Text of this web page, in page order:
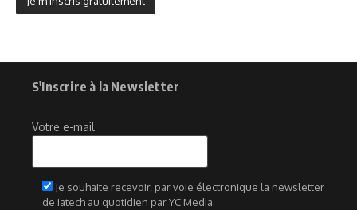
S'Inscrire à la Newsletter
Votre e-mail
Je souhaite recevoir, par voie électronique la newsletter
de iatech au quotidien par YC Media.